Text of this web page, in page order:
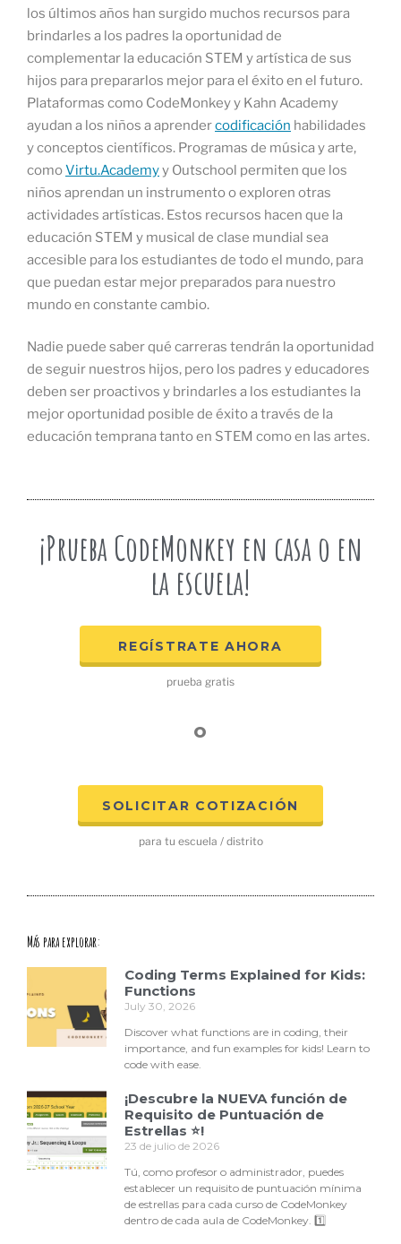
los últimos años han surgido muchos recursos para
brindarles a los padres la oportunidad de
complementar la educación STEM y artística de sus
hijos para prepararlos mejor para el éxito en el futuro.
Plataformas como CodeMonkey y Kahn Academy
ayudan a los niños a aprendercodificación habilidades
y conceptos científicos. Programas de música y arte,
comoVirtu.Academyy Outschool permiten que los
niños aprendan un instrumento o exploren otras
actividades artísticas. Estos recursos hacen que la
educación STEM y musical de clase mundial sea
accesible para los estudiantes de todo el mundo, para
que puedan estar mejor preparados para nuestro
mundo en constante cambio.
Nadie puede saber qué carreras tendrán la oportunidad
de seguir nuestros hijos, pero los padres y educadores
deben ser proactivos y brindarles a los estudiantes la
mejor oportunidad posible de éxito a través de la
educación temprana tanto en STEM como en las artes.
¡Prueba CodeMonkey en casa o en
la escuela!
REGÍSTRATE AHORA
prueba gratis
o
SOLICITAR COTIZACIÓN
para tu escuela / distrito
Más para explorar:
Coding Terms Explained for Kids:
Functions
July 30, 2026
Discover what functions are in coding, their
importance, and fun examples for kids! Learn to
code with ease.
¡Descubre la NUEVA función de
Requisito de Puntuación de
Estrellas ⭐!
23 de julio de 2026
Tú, como profesor o administrador, puedes
establecer un requisito de puntuación mínima
de estrellas para cada curso de CodeMonkey
dentro de cada aula de CodeMonkey. 1️⃣